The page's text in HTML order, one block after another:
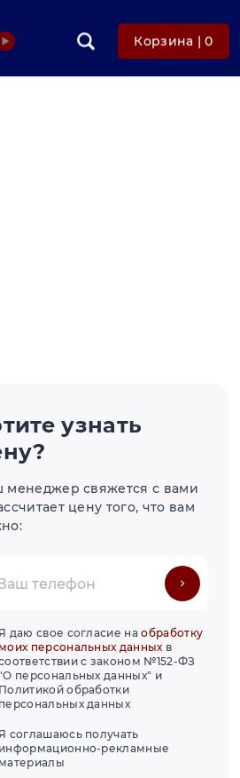
ФольгаКорзина |0
узнать
менеджер свяжется с вами
цену того, что вам
даю свое согласие наобработку
моих персональных данныхв
с законом №152-ФЗ
персональных данных" и
Политикой обработки
персональных данных
соглашаюсь получать
информационно-рекламные
материалы